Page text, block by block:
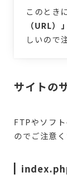
このとき
（URL）
しいので
サイトの
FTPやソフ
のでご注意く